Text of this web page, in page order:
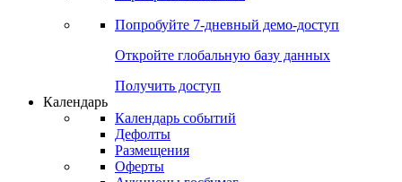
Валютные и процентные свопы
Корпоративные CDS
Попробуйте7-дневный
Откройте глобальную базу данных
Получить доступ
Календарь